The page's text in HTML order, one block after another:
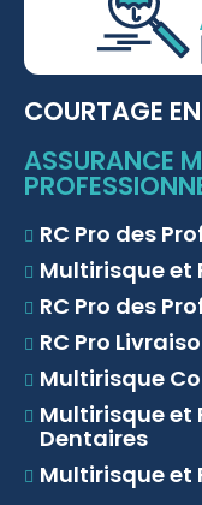
COURTAGE
ASSURANCE
RC Pro des
Multirisque et
RC Pro des
RC Pro
Multirisque
Multirisque et
Dentaires
Multirisque et